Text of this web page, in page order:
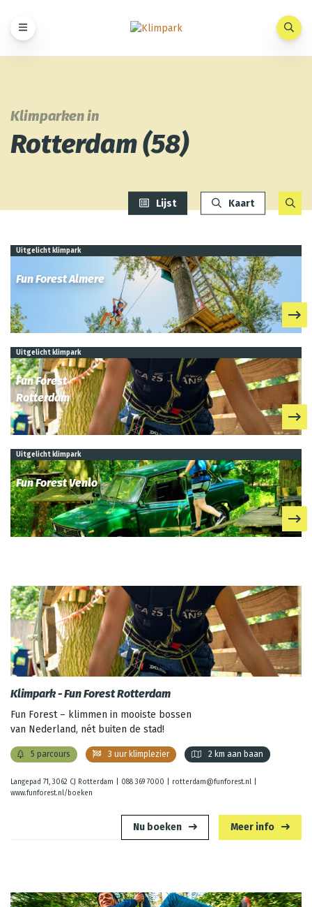
Klimparken in
Rotterdam(58)
Lijst Kaart
Uitgelicht klimpark
Fun Forest Almere
Uitgelicht klimpark
Fun Forest
Rotterdam
Uitgelicht klimpark
Fun Forest Venlo
Klimpark - Fun Forest Rotterdam
Fun Forest – klimmen in mooiste bossen
van Nederland, nét buiten de stad!
5 parcours 3 uur klimplezier 2 km aan baan
Langepad 71, 3062 CJ Rotterdam | 088 369 7000 rotterdam@funforest.nl
www.funforest.nl/boeken
Nu boeken Meer info